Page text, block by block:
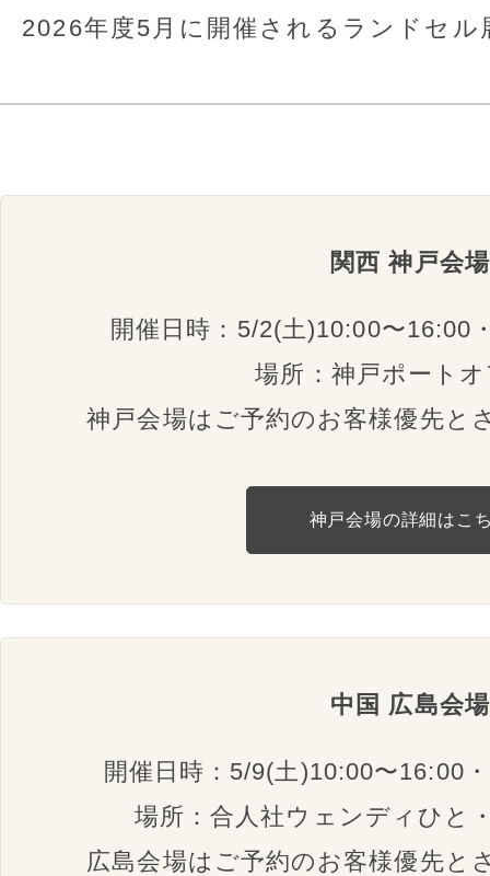
2026年度5月に開催されるランドセル
関西 神戸会場
開催日時：5/2(土)10:00〜16:00
場所：神戸ポート
神戸会場はご予約のお客様優先と
神戸会場の詳細はこ
中国 広島会場
開催日時：5/9(土)10:00〜16:00
場所：合人社ウェンディひと
広島会場はご予約のお客様優先と